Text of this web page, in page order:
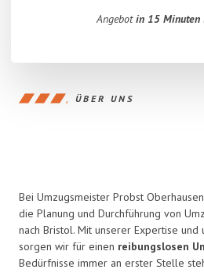
Angebotin 15 Minuten
ÜBER UNS
Bei Umzugsmeister Probst
die Planung und Durchführung von
nach Bristol. Mit unserer Expertise und
sorgen wir für einen reibungslosen
Bedürfnisse immer an erster Stelle